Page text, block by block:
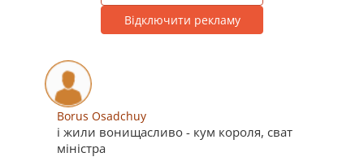
Відключити рекламу
Borus Osadchuy
і жили вонищасливо - кум короля, сват
міністра